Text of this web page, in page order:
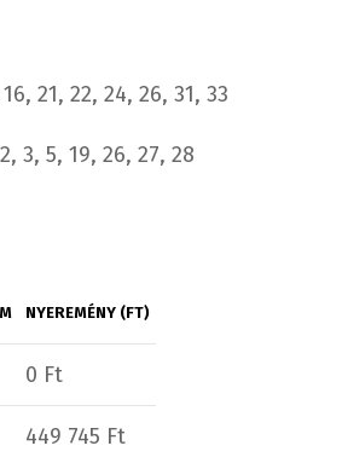
16, 21, 22, 24, 26, 31, 33
2, 3, 5, 19, 26, 27, 28
NYEREMÉNY (FT)
0 Ft
449 745 Ft